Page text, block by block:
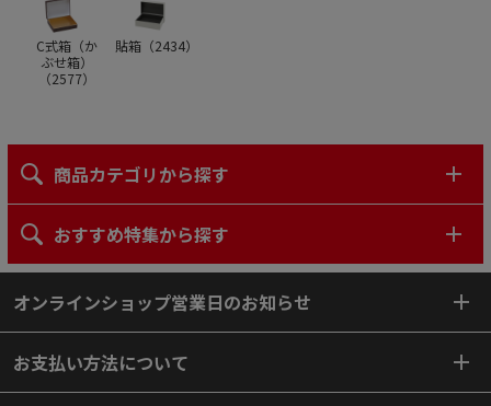
C式箱（か
ぶせ箱）
（2577）
貼箱（2434）
商品カテゴリから探す
おすすめ特集から探す
オンラインショップ営業日のお知らせ
お支払い方法について